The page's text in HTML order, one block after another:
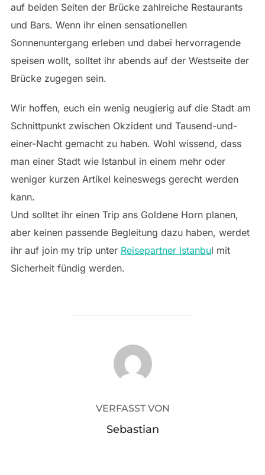
auf beiden Seiten der Brücke zahlreiche Restaurants
und Bars. Wenn ihr einen sensationellen
Sonnenuntergang erleben und dabei hervorragende
speisen wollt, solltet ihr abends auf der Westseite der
Brücke zugegen sein.
Wir hoffen, euch ein wenig neugierig auf die Stadt am
Schnittpunkt zwischen Okzident und Tausend-und-
einer-Nacht gemacht zu haben. Wohl wissend, dass
man einer Stadt wie Istanbul in einem mehr oder
weniger kurzen Artikel keineswegs gerecht werden
kann.
Und solltet ihr einen Trip ans Goldene Horn planen,
aber keinen passende Begleitung dazu haben, werdet
ihr auf join my trip unter Reisepartner Istanbul mit
Sicherheit fündig werden.
BEITRAGSAUTOR
VERFASST VON
Sebastian